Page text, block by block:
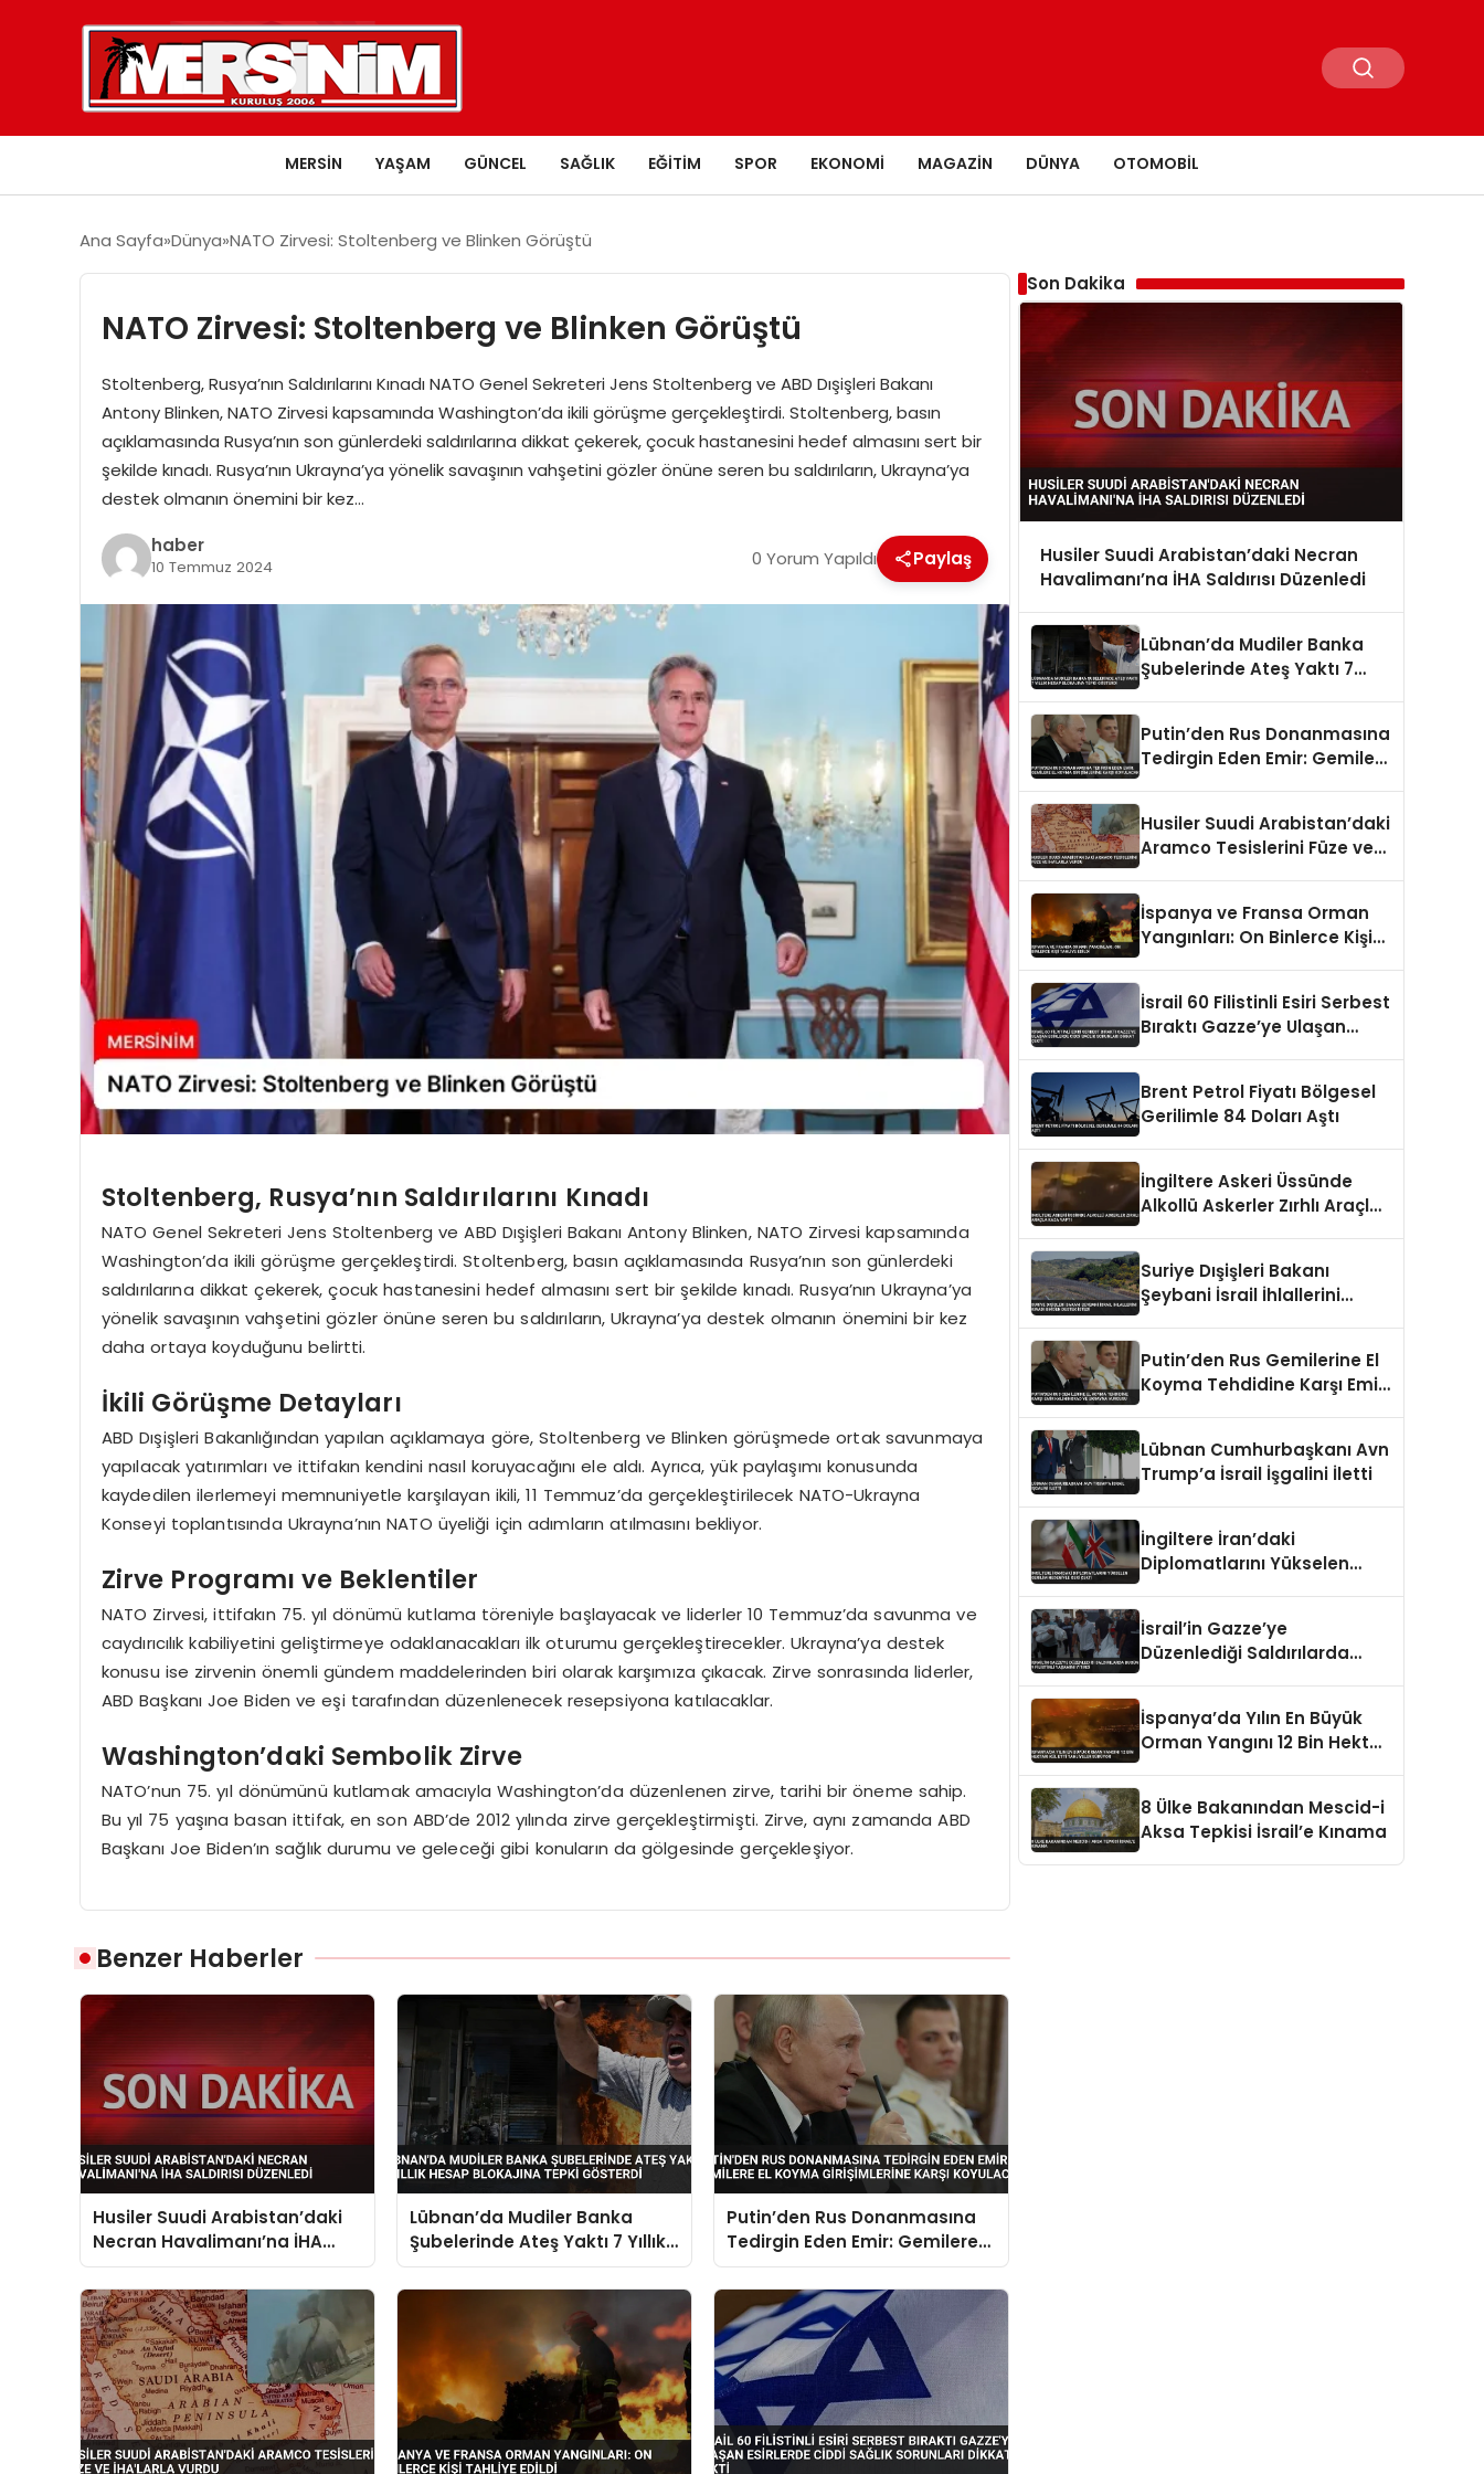
MERSIN YAŞAM GÜNCEL SAĞLIK EĞITIM SPOR EKONOMI MAGAZIN DÜNYA OTOMOBIL
Ana Sayfa Dünya NATO Zirvesi: Stoltenberg ve Blinken Görüştü
NATO Zirvesi: Stoltenberg ve Blinken Görüştü
Stoltenberg, Rusya’nın Saldırılarını Kınadı NATO Genel Sekreteri Jens Stoltenberg ve ABD Dışişleri Bakanı
Antony Blinken, NATO Zirvesi kapsamında Washington’da ikili görüşme gerçekleştirdi. Stoltenberg, basın
açıklamasında Rusya’nın son günlerdeki saldırılarına dikkat çekerek, çocuk hastanesini hedef almasını sert bir
şekilde kınadı. Rusya’nın Ukrayna’ya yönelik savaşının vahşetini gözler önüne seren bu saldırıların, Ukrayna’ya
destek olmanın önemini bir kez…
haber
10 Temmuz 2024 0 Yorum Yapıldı Paylaş
Stoltenberg, Rusya’nın Saldırılarını Kınadı
NATO Genel Sekreteri Jens Stoltenberg ve ABD Dışişleri Bakanı Antony Blinken, NATO Zirvesi kapsamında
Washington’da ikili görüşme gerçekleştirdi. Stoltenberg, basın açıklamasında Rusya’nın son günlerdeki
saldırılarına dikkat çekerek, çocuk hastanesini hedef almasını sert bir şekilde kınadı. Rusya’nın Ukrayna’ya
yönelik savaşının vahşetini gözler önüne seren bu saldırıların, Ukrayna’ya destek olmanın önemini bir kez
daha ortaya koyduğunu belirtti.
İkili Görüşme Detayları
ABD Dışişleri Bakanlığından yapılan açıklamaya göre, Stoltenberg ve Blinken görüşmede ortak savunmaya
yapılacak yatırımları ve ittifakın kendini nasıl koruyacağını ele aldı. Ayrıca, yük paylaşımı konusunda
kaydedilen ilerlemeyi memnuniyetle karşılayan ikili, 11 Temmuz’da gerçekleştirilecek NATO-Ukrayna
Konseyi toplantısında Ukrayna’nın NATO üyeliği için adımların atılmasını bekliyor.
Zirve Programı ve Beklentiler
NATO Zirvesi, ittifakın 75. yıl dönümü kutlama töreniyle başlayacak ve liderler 10 Temmuz’da savunma ve
caydırıcılık kabiliyetini geliştirmeye odaklanacakları ilk oturumu gerçekleştirecekler. Ukrayna’ya destek
konusu ise zirvenin önemli gündem maddelerinden biri olarak karşımıza çıkacak. Zirve sonrasında liderler,
ABD Başkanı Joe Biden ve eşi tarafından düzenlenecek resepsiyona katılacaklar.
Washington’daki Sembolik Zirve
NATO’nun 75. yıl dönümünü kutlamak amacıyla Washington’da düzenlenen zirve, tarihi bir öneme sahip.
Bu yıl 75 yaşına basan ittifak, en son ABD’de 2012 yılında zirve gerçekleştirmişti. Zirve, aynı zamanda ABD
Başkanı Joe Biden’ın sağlık durumu ve geleceği gibi konuların da gölgesinde gerçekleşiyor.
Benzer Haberler
Husiler Suudi Arabistan’daki
Necran Havalimanı’na İHA
Saldırısı Düzenledi
Lübnan’da Mudiler Banka
Şubelerinde Ateş Yaktı 7 Yıllık
Hesap Blokajına Tepki
Gösterdi
Putin’den Rus Donanmasına
Tedirgin Eden Emir: Gemilere
El Koyma Girişimlerine Karşı
Koyulacak
Son Dakika
Husiler Suudi Arabistan’daki Necran
Havalimanı’na İHA Saldırısı Düzenledi
Lübnan’da Mudiler Banka
Şubelerinde Ateş Yaktı 7
Putin’den Rus Donanmasına
Tedirgin Eden Emir: Gemilere
Husiler Suudi Arabistan’daki
Aramco Tesislerini Füze ve
İspanya ve Fransa Orman
Yangınları: On Binlerce Kişi
İsrail 60 Filistinli Esiri Serbest
Bıraktı Gazze’ye Ulaşan
Brent Petrol Fiyatı Bölgesel
Gerilimle 84 Doları Aştı
İngiltere Askeri Üssünde
Alkollü Askerler Zırhlı Araçla
Suriye Dışişleri Bakanı
Şeybani İsrail İhlallerini
Putin’den Rus Gemilerine El
Koyma Tehdidine Karşı Emir
Lübnan Cumhurbaşkanı Avn
Trump’a İsrail İşgalini İletti
İngiltere İran’daki
Diplomatlarını Yükselen
İsrail’in Gazze’ye
Düzenlediği Saldırılarda
İspanya’da Yılın En Büyük
Orman Yangını 12 Bin Hektarı
8 Ülke Bakanından Mescid-i
Aksa Tepkisi İsrail’e Kınama